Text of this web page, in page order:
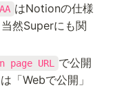
はNotionの仕様
然Superにも関
page URL
で公開
「Webで公開」